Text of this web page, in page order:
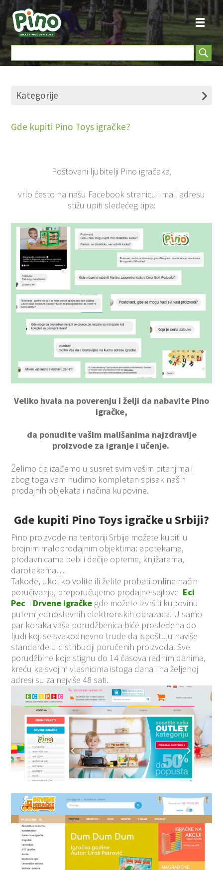
Kategorije
Gde kupiti Pino Toys igračke?
Poštovani ljubitelji Pino igračaka,
vrlo često na našu Facebook stranicu i mail adresu
stižu upiti sledećeg tipa:
Veliko hvala na poverenju i želji da nabavite Pino
igračke,
da ponudite vašim mališanima najzdravije
proizvode za igranje i učenje.
Želimo da izađemo u susret svim vašim pitanjima i
zbog toga vam nudimo kompletan spisak naših
prodajnih objekata i načina kupovine.
Gde kupiti Pino Toys igračke u Srbiji?
Pino proizvode na teritoriji Srbije možete kupiti u
brojnim maloprodajnim objektima: apotekama,
prodavnicama bebi i dečije opreme, knjižarama,
darotekama…
Takođe, ukoliko volite ili želite probati online način
poručivanja, preporučujemo prodajne sajtove Eci
Pec i Drvene igračke gde možete izvršiti kupovinu
putem jednostavnih elektronskih obrazaca. U samo
par koraka vaša porudžbenica biće prosleđena do
ljudi koji se svakodnevno trude da ispoštuju naviše
standarde u distribuciji poručenih proizvoda. Sve
porudžbine koje stignu do 14 časova radnim danima,
kreću ka svojim vlasnicima istoga dana i na željenoj
adresi su za najviše 48 sati.